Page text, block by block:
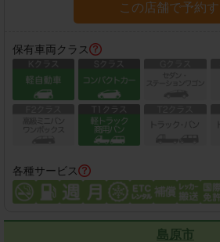
この店舗で予約
保有車両クラス
各種サービス
島原市